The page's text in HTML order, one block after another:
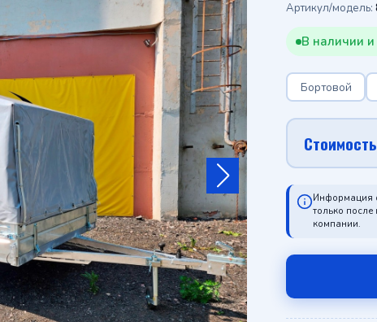
гидроциклов Лодки и катера
Прицепы Tiki
Артикул/модель:
В наличии и
Бортовой
Информация
только
компании.